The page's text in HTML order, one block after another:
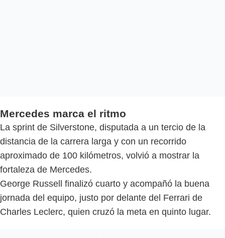
Mercedes marca el ritmo
La sprint de Silverstone, disputada a un tercio de la
distancia de la carrera larga y con un recorrido
aproximado de 100 kilómetros, volvió a mostrar la
fortaleza de Mercedes.
George Russell finalizó cuarto y acompañó la buena
jornada del equipo, justo por delante del Ferrari de
Charles Leclerc, quien cruzó la meta en quinto lugar.